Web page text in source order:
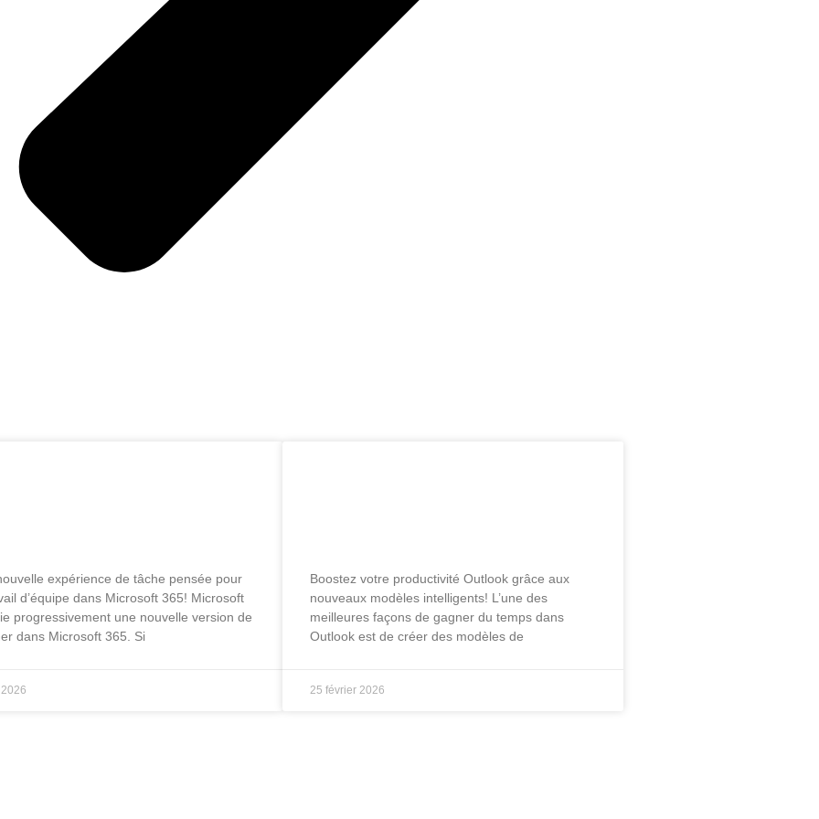
expérience de tâche pensée pour
d’équipe dans Microsoft 365! Microsoft
progressivement une nouvelle version de
dans Microsoft 365. Si
Boostez votre productivité Outlook grâce aux
nouveaux modèles intelligents! L’une des
meilleures façons de gagner du temps dans
Outlook est de créer des modèles de
25 février 2026